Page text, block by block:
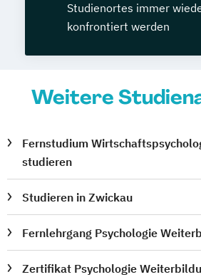
Studienortes immer
konfrontiert werden
Weitere
Fernstudium
studieren
Studieren in Zwickau
Fernlehrgang Psychologie
Zertifikat Psychologie